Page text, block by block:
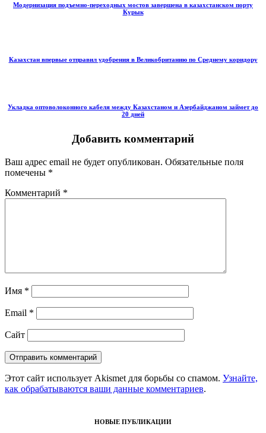
Модернизация подъемно-переходных мостов завершена в казахстанском порту
Курык
Казахстан впервые отправил удобрения в Великобританию по Среднему коридору
Укладка оптоволоконного кабеля между Казахстаном и Азербайджаном займет до
20 дней
Добавить комментарий
Ваш адрес email не будет опубликован. Обязательные поля
помечены *
Комментарий *
Имя *
Email *
Сайт
Этот сайт использует Akismet для борьбы со спамом. Узнайте,
как обрабатываются ваши данные комментариев.
НОВЫЕ ПУБЛИКАЦИИ